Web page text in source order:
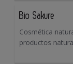
Bio Sakure
Cosmética
productos